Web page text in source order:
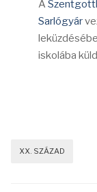
A
Sarlógyár
iskolába
XX. SZÁZAD